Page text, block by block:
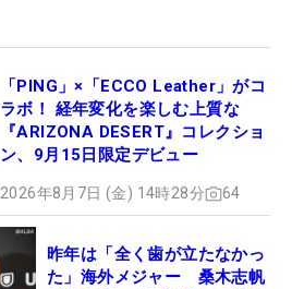
「PING」×「ECCO Leather」がコ
ラボ！ 経年変化を楽しむ上質な
『ARIZONA DESERT』コレクショ
ン、9月15日限定デビュー
2026年8月7日 (金) 14時28分 64
昨年は「全く歯が立たなかっ
た」海外メジャー 桑木志帆